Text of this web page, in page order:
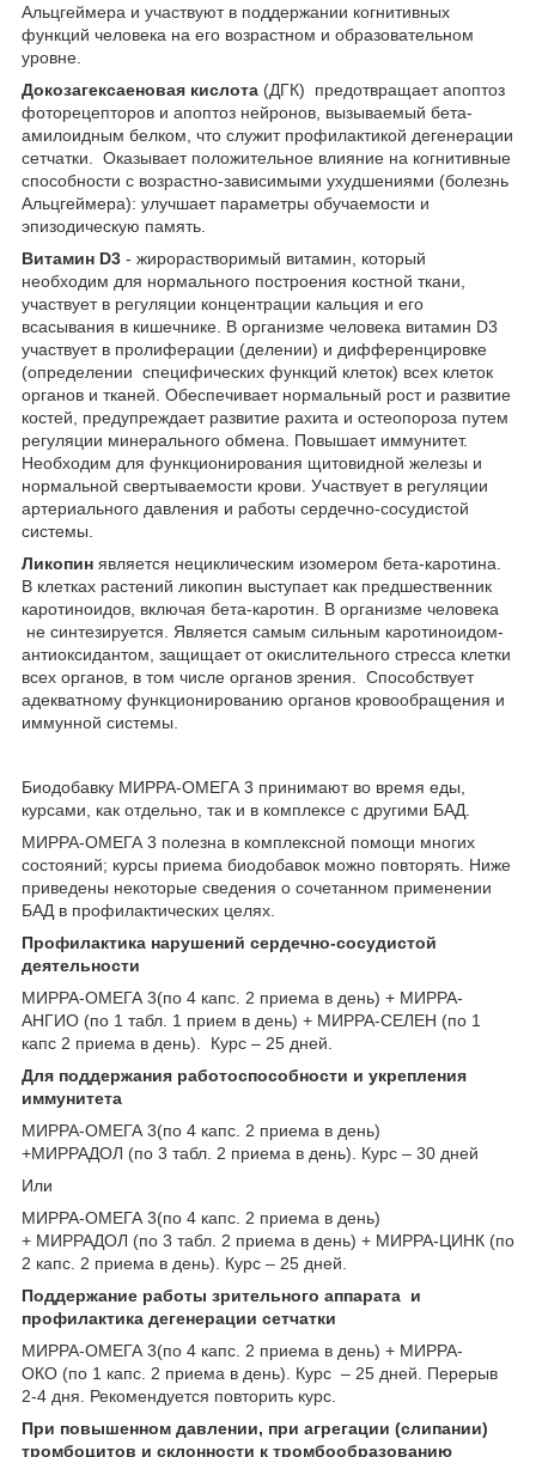
Альцгеймера и участвуют в поддержании когнитивных
функций человека на его возрастном и образовательном
уровне.
Докозагексаеновая кислота (ДГК) предотвращает апоптоз
фоторецепторов и апоптоз нейронов, вызываемый бета-
амилоидным белком, что служит профилактикой дегенерации
сетчатки. Оказывает положительное влияние на когнитивные
способности с возрастно-зависимыми ухудшениями (болезнь
Альцгеймера): улучшает параметры обучаемости и
эпизодическую память.
Витамин D3 - жирорастворимый витамин, который
необходим для нормального построения костной ткани,
участвует в регуляции концентрации кальция и его
всасывания в кишечнике. В организме человека витамин D3
участвует в пролиферации (делении) и дифференцировке
(определении специфических функций клеток) всех клеток
органов и тканей. Обеспечивает нормальный рост и развитие
костей, предупреждает развитие рахита и остеопороза путем
регуляции минерального обмена. Повышает иммунитет.
Необходим для функционирования щитовидной железы и
нормальной свертываемости крови. Участвует в регуляции
артериального давления и работы сердечно-сосудистой
системы.
Ликопин является нециклическим изомером бета-каротина.
В клетках растений ликопин выступает как предшественник
каротиноидов, включая бета-каротин. В организме человека
не синтезируется. Является самым сильным каротиноидом-
антиоксидантом, защищает от окислительного стресса клетки
всех органов, в том числе органов зрения. Способствует
адекватному функционированию органов кровообращения и
иммунной системы.
Биодобавку МИРРА-ОМЕГА 3 принимают во время еды,
курсами, как отдельно, так и в комплексе с другими БАД.
МИРРА-ОМЕГА 3 полезна в комплексной помощи многих
состояний; курсы приема биодобавок можно повторять. Ниже
приведены некоторые сведения о сочетанном применении
БАД в профилактических целях.
Профилактика нарушений сердечно-сосудистой
деятельности
МИРРА-ОМЕГА 3(по 4 капс. 2 приема в день) + МИРРА-
АНГИО (по 1 табл. 1 прием в день) + МИРРА-СЕЛЕН (по 1
капс 2 приема в день). Курс – 25 дней.
Для поддержания работоспособности и укрепления
иммунитета
МИРРА-ОМЕГА 3(по 4 капс. 2 приема в день)
+МИРРАДОЛ (по 3 табл. 2 приема в день). Курс – 30 дней
Или
МИРРА-ОМЕГА 3(по 4 капс. 2 приема в день)
+ МИРРАДОЛ (по 3 табл. 2 приема в день) + МИРРА-ЦИНК (по
2 капс. 2 приема в день). Курс – 25 дней.
Поддержание работы зрительного аппарата и
профилактика дегенерации сетчатки
МИРРА-ОМЕГА 3(по 4 капс. 2 приема в день) + МИРРА-
ОКО (по 1 капс. 2 приема в день). Курс – 25 дней. Перерыв
2-4 дня. Рекомендуется повторить курс.
При повышенном давлении, при агрегации (слипании)
тромбоцитов и склонности к тромбообразованию